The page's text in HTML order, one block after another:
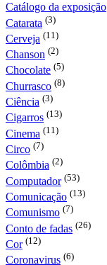
Catálogo da exposição
Catarata (3)
Cerveja (11)
Chanson (2)
Chocolate (5)
Churrasco (8)
Ciência (3)
Cigarros (13)
Cinema (11)
Circo (7)
Colômbia (2)
Computador (53)
Comunicação (13)
Comunismo (7)
Conto de fadas (26)
Cor (12)
Coronavirus (6)